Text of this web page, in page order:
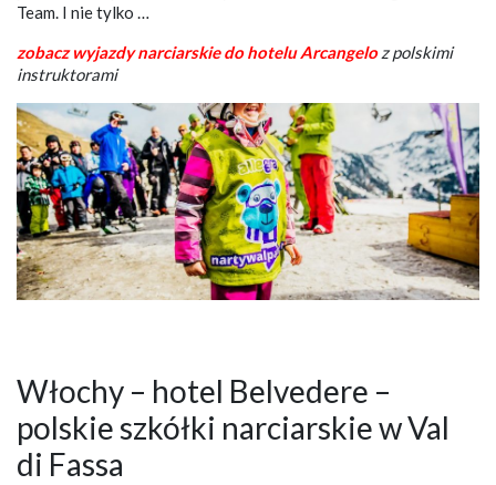
Team. I nie tylko …
zobacz wyjazdy narciarskie do hotelu Arcangelo z polskimi
instruktorami
Włochy – hotel Belvedere –
polskie szkółki narciarskie w Val
di Fassa